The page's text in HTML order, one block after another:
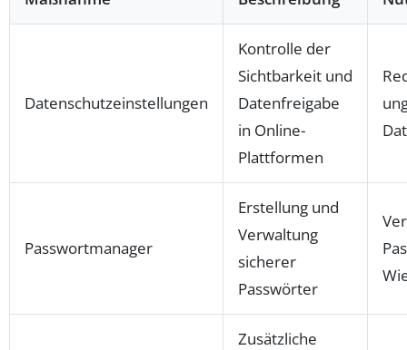
Datenschutzeinstellungen
Kontrolle der
Sichtbarkeit und
Datenfreigabe
in Online-
Plattformen
Passwortmanager
Erstellung und
Verwaltung
sicherer
Passwörter
Zusätzliche